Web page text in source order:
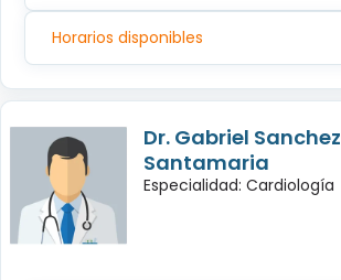
Horarios disponibles
Dr. Gabriel Sanchez
Santamaria
Especialidad: Cardiología